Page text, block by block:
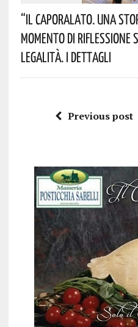
“Il Caporalato. Una
Momento Di Riflessione
Legalità. I Dettagli
Previous post